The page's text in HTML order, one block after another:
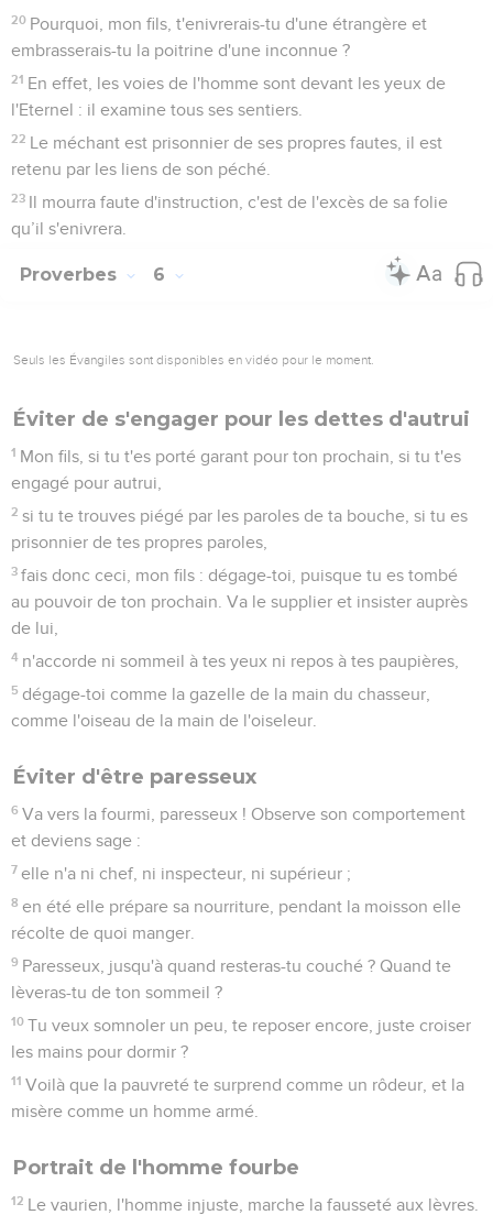
20 Pourquoi, mon fils, t'enivrerais-tu d'une étrangère et
embrasserais-tu la poitrine d'une inconnue ?
21 En effet, les voies de l'homme sont devant les yeux de
l'Eternel : il examine tous ses sentiers.
22 Le méchant est prisonnier de ses propres fautes, il est
retenu par les liens de son péché.
23 Il mourra faute d'instruction, c'est de l'excès de sa folie
qu’il s'enivrera.
Proverbes 6
Seuls les Évangiles sont disponibles en vidéo pour le moment.
Éviter de s'engager pour les dettes d'autrui
1 Mon fils, si tu t'es porté garant pour ton prochain, si tu t'es
engagé pour autrui,
2 si tu te trouves piégé par les paroles de ta bouche, si tu es
prisonnier de tes propres paroles,
3 fais donc ceci, mon fils : dégage-toi, puisque tu es tombé
au pouvoir de ton prochain. Va le supplier et insister auprès
de lui,
4 n'accorde ni sommeil à tes yeux ni repos à tes paupières,
5 dégage-toi comme la gazelle de la main du chasseur,
comme l'oiseau de la main de l'oiseleur.
Éviter d'être paresseux
6 Va vers la fourmi, paresseux ! Observe son comportement
et deviens sage :
7 elle n'a ni chef, ni inspecteur, ni supérieur ;
8 en été elle prépare sa nourriture, pendant la moisson elle
récolte de quoi manger.
9 Paresseux, jusqu'à quand resteras-tu couché ? Quand te
lèveras-tu de ton sommeil ?
10 Tu veux somnoler un peu, te reposer encore, juste croiser
les mains pour dormir ?
11 Voilà que la pauvreté te surprend comme un rôdeur, et la
misère comme un homme armé.
Portrait de l'homme fourbe
12 Le vaurien, l'homme injuste, marche la fausseté aux lèvres.